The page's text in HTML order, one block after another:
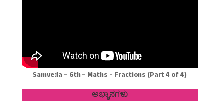
Samveda – 6th – Maths – Fractions (Part 4 of 4)
ಅಭ್ಯಾಸಗಳು